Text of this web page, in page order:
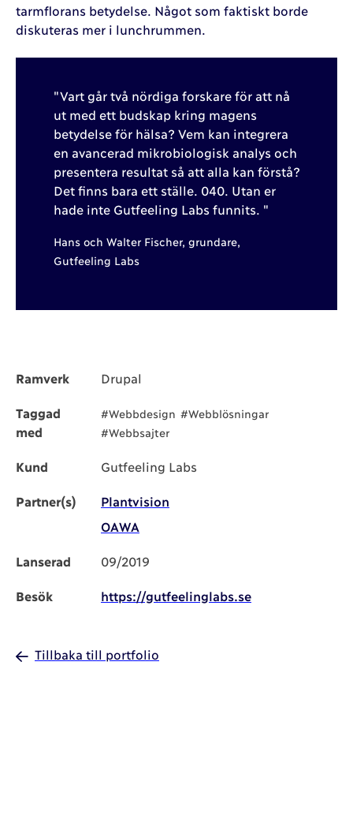
tarmflorans betydelse. Något som faktiskt borde
diskuteras mer i lunchrummen.
"Vart går två nördiga forskare för att nå
ut med ett budskap kring magens
betydelse för hälsa? Vem kan integrera
en avancerad mikrobiologisk analys och
presentera resultat så att alla kan förstå?
Det finns bara ett ställe. 040. Utan er
hade inte Gutfeeling Labs funnits. "
Hans och Walter Fischer, grundare,
Gutfeeling Labs
Ramverk Drupal
Taggad
med
#Webbdesign #Webblösningar
#Webbsajter
Kund Gutfeeling Labs
Partner(s)
Plantvision
OAWA
Lanserad 09/2019
Besök https://gutfeelinglabs.se
Tillbaka till portfolio